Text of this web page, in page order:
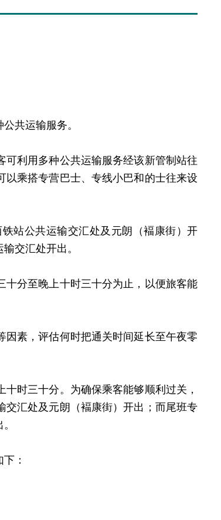
共运输服务。
利用多种公共运输服务经该新管制站往
乘搭专营巴士、专线小巴和的士往来设
站公共运输交汇处及元朗（褔康街）开
交汇处开出。
分至晚上十时三十分为止，以便旅客能
素，评估何时把通关时间延长至午夜零
时三十分。为确保乘客能够顺利过关，
汇处及元朗（褔康街）开出；而尾班专
：